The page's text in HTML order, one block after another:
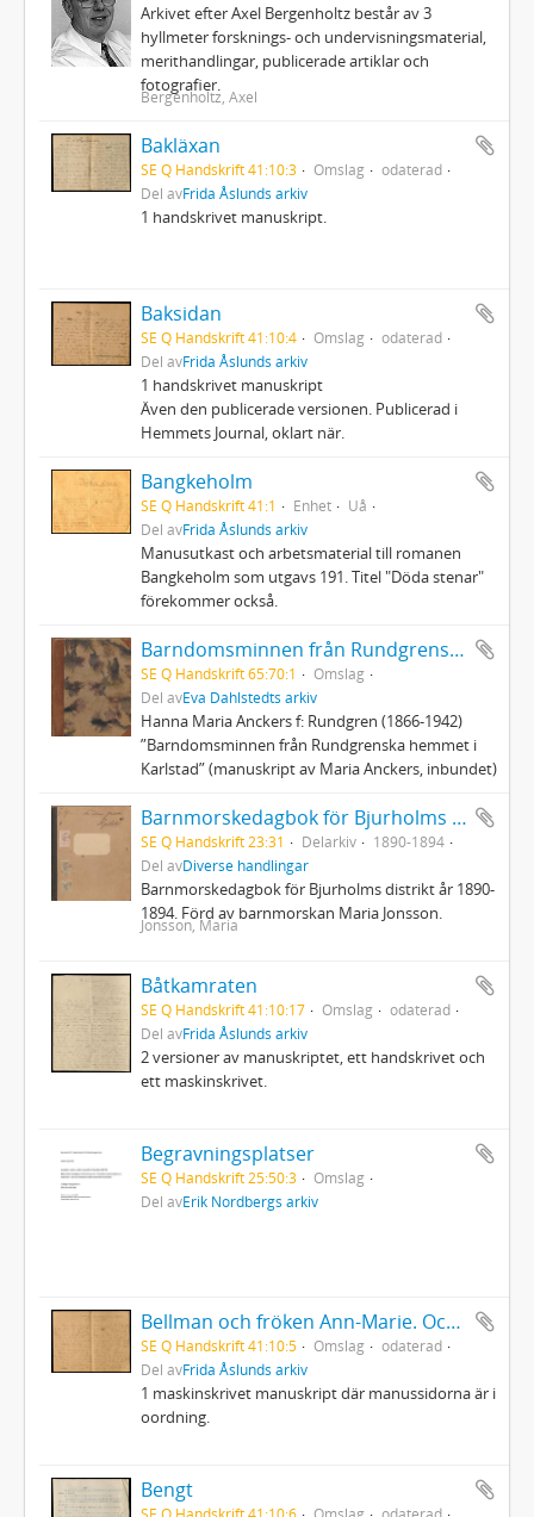
Arkivet efter Axel Bergenholtz består av 3
hyllmeter forsknings- och undervisningsmaterial,
merithandlingar, publicerade artiklar och
fotografier.
Bergenholtz, Axel
Bakläxan
SE Q Handskrift 41:10:3 Omslag
odaterad
Del avFrida Åslunds arkiv
1 handskrivet manuskript.
Baksidan
SE Q Handskrift 41:10:4 Omslag
odaterad
Del avFrida Åslunds arkiv
1 handskrivet manuskript
Även den publicerade versionen. Publicerad i
Hemmets Journal, oklart när.
Bangkeholm
SE Q Handskrift 41:1 Enhet
Uå
Del avFrida Åslunds arkiv
Manusutkast och arbetsmaterial till romanen
Bangkeholm som utgavs 191. Titel "Döda stenar"
förekommer också.
Barndomsminnen från Rundgrenska hemmet i Karlstad
SE Q Handskrift 65:70:1
Omslag
Del avEva Dahlstedts arkiv
Hanna Maria Anckers f: Rundgren (1866-1942)
”Barndomsminnen från Rundgrenska hemmet i
Karlstad” (manuskript av Maria Anckers, inbundet)
Barnmorskedagbok för Bjurholms distrikt år 1890-1894
SE Q Handskrift 23:31 Delarkiv
1890-1894
Del avDiverse handlingar
Barnmorskedagbok för Bjurholms distrikt år 1890-
1894. Förd av barnmorskan Maria Jonsson.
Jonsson, Maria
Båtkamraten
SE Q Handskrift 41:10:17 Omslag
odaterad
Del avFrida Åslunds arkiv
2 versioner av manuskriptet, ett handskrivet och
ett maskinskrivet.
Begravningsplatser
SE Q Handskrift 25:50:3
Omslag
Del avErik Nordbergs arkiv
Bellman och fröken Ann-Marie. Också en jultradition.
SE Q Handskrift 41:10:5 Omslag
odaterad
Del avFrida Åslunds arkiv
1 maskinskrivet manuskript där manussidorna är i
oordning.
Bengt
SE Q Handskrift 41:10:6 Omslag odaterad